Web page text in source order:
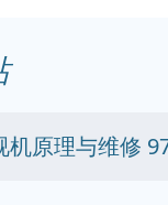
机原理与维修